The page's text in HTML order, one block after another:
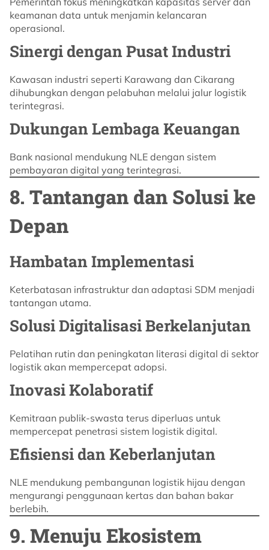
keamanan data untuk menjamin kelancaran
operasional.
Sinergi dengan Pusat Industri
Kawasan industri seperti Karawang dan Cikarang
dihubungkan dengan pelabuhan melalui jalur logistik
terintegrasi.
Dukungan Lembaga Keuangan
Bank nasional mendukung NLE dengan sistem
pembayaran digital yang terintegrasi.
8. Tantangan dan Solusi ke
Depan
Hambatan Implementasi
Keterbatasan infrastruktur dan adaptasi SDM menjadi
tantangan utama.
Solusi Digitalisasi Berkelanjutan
Pelatihan rutin dan peningkatan literasi digital di sektor
logistik akan mempercepat adopsi.
Inovasi Kolaboratif
Kemitraan publik-swasta terus diperluas untuk
mempercepat penetrasi sistem logistik digital.
Efisiensi dan Keberlanjutan
NLE mendukung pembangunan logistik hijau dengan
mengurangi penggunaan kertas dan bahan bakar
berlebih.
9. Menuju Ekosistem